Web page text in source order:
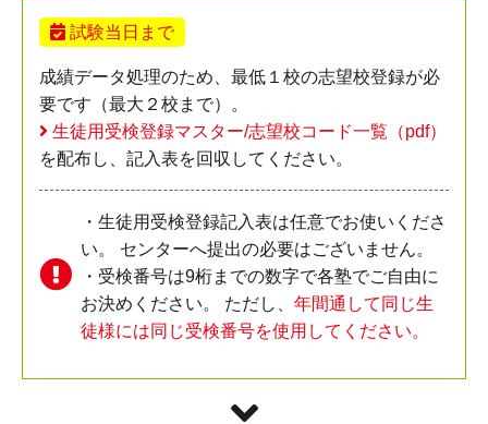
試験当日まで
成績データ処理のため、最低１校の志望校登録が必
要です（最大２校まで）。
生徒用受検登録マスター/志望校コード一覧（pdf）
を配布し、記入表を回収してください。
・生徒用受検登録記入表は任意でお使いくださ
い。 センターへ提出の必要はございません。
・受検番号は9桁までの数字で各塾でご自由に
お決めください。 ただし、 年間通して同じ生
徒様には同じ受検番号を使用してください。